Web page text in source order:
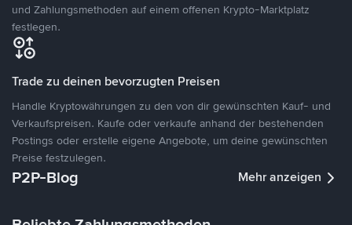
und Zahlungsmethoden auf einem offenen Krypto-Marktplatz
festlegen.
Trade zu deinen bevorzugten Preisen
Handle Kryptowährungen zu den von dir gewünschten Kauf- und
Verkaufspreisen. Kaufe oder verkaufe anhand der bestehenden
Postings oder erstelle eigene Angebote, um deine gewünschten
Preise festzulegen.
P2P-Blog Mehr anzeigen